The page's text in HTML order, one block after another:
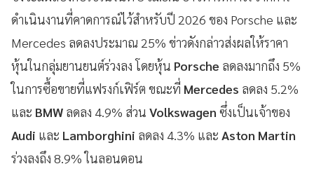
ดำเนินงานที่คาดการณ์ไว้สำหรับปี 2026 ของ Porsche และ
Mercedes ลดลงประมาณ 25% ข่าวดังกล่าวส่งผลให้ราคา
หุ้นในกลุ่มยานยนต์ร่วงลง โดยหุ้น Porsche ลดลงมากถึง 5%
ในการซื้อขายที่แฟรงก์เฟิร์ต ขณะที่ Mercedes ลดลง 5.2%
และ BMW ลดลง 4.9% ส่วน Volkswagen ซึ่งเป็นเจ้าของ
Audi และ Lamborghini ลดลง 4.3% และ Aston Martin
ร่วงลงถึง 8.9% ในลอนดอน